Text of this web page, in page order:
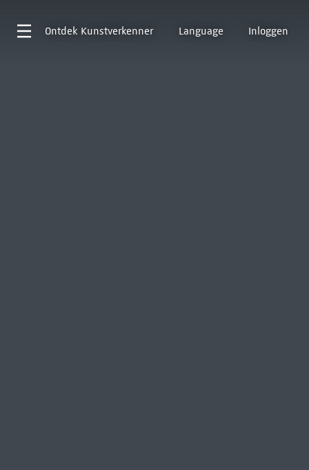
Ontdek Kunstverkenner Language Inloggen